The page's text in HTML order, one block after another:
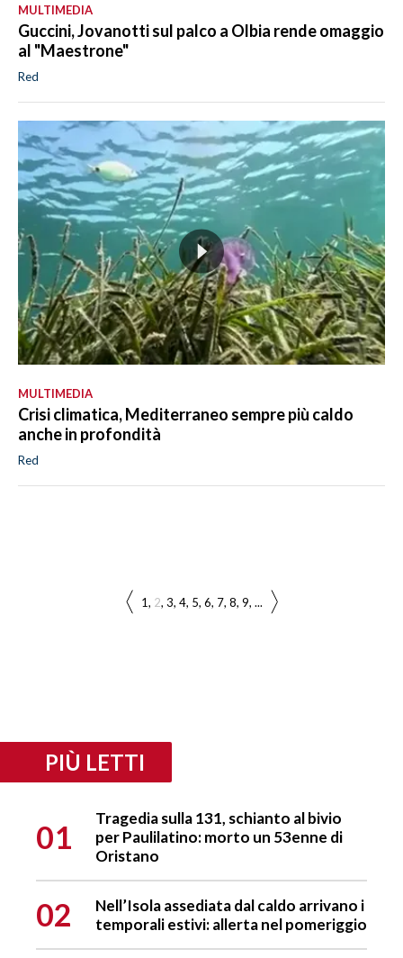
MULTIMEDIA
Guccini, Jovanotti sul palco a Olbia rende omaggio
al "Maestrone"
Red
MULTIMEDIA
Crisi climatica, Mediterraneo sempre più caldo
anche in profondità
Red
1 2 3 4 5 6 7 8 9 ...
PIÙ LETTI
01
Tragedia sulla 131, schianto al bivio
per Paulilatino: morto un 53enne di
Oristano
02
Nell’Isola assediata dal caldo arrivano i
temporali estivi: allerta nel pomeriggio